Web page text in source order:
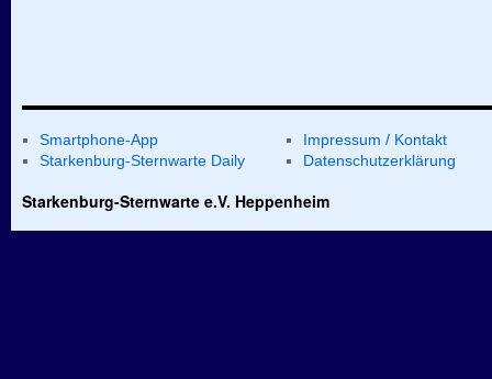
Smartphone-App
Starkenburg-Sternwarte Daily
Impressum / Kontakt
Datenschutzerklärung
Starkenburg-Sternwarte e.V. Heppenheim